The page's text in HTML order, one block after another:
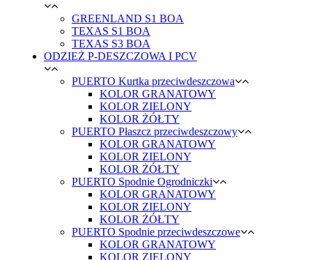
GREENLAND S1 BOA
TEXAS S1 BOA
TEXAS S3 BOA
ODZIEŻ P-DESZCZOWA I PCV
PUERTO Kurtka przeciwdeszczowa
KOLOR GRANATOWY
KOLOR ZIELONY
KOLOR ŻÓŁTY
PUERTO Płaszcz przeciwdeszczowy
KOLOR GRANATOWY
KOLOR ZIELONY
KOLOR ŻÓŁTY
PUERTO Spodnie Ogrodniczki
KOLOR GRANATOWY
KOLOR ZIELONY
KOLOR ŻÓŁTY
PUERTO Spodnie przeciwdeszczowe
KOLOR GRANATOWY
KOLOR ZIELONY